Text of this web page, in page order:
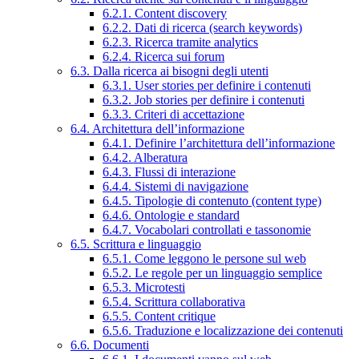
6.2.1. Content discovery
6.2.2. Dati di ricerca (search keywords)
6.2.3. Ricerca tramite analytics
6.2.4. Ricerca sui forum
6.3. Dalla ricerca ai bisogni degli utenti
6.3.1. User stories per definire i contenuti
6.3.2. Job stories per definire i contenuti
6.3.3. Criteri di accettazione
6.4. Architettura dell’informazione
6.4.1. Definire l’architettura dell’informazione
6.4.2. Alberatura
6.4.3. Flussi di interazione
6.4.4. Sistemi di navigazione
6.4.5. Tipologie di contenuto (content type)
6.4.6. Ontologie e standard
6.4.7. Vocabolari controllati e tassonomie
6.5. Scrittura e linguaggio
6.5.1. Come leggono le persone sul web
6.5.2. Le regole per un linguaggio semplice
6.5.3. Microtesti
6.5.4. Scrittura collaborativa
6.5.5. Content critique
6.5.6. Traduzione e localizzazione dei contenuti
6.6. Documenti